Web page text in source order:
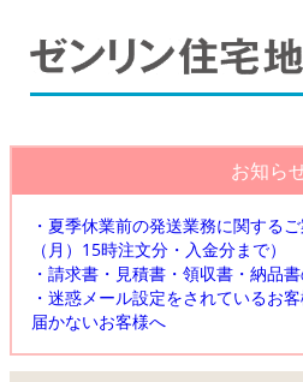
お知ら
・夏季休業前の発送業務に関する
（月）15時注文分・入金分まで）
・請求書・見積書・領収書・納品
・迷惑メール設定をされているお
届かないお客様へ